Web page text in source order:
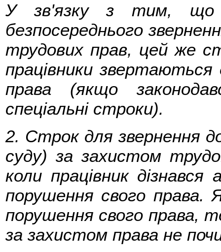
У зв'язку з тим, що
безпосереднього
трудових прав, цей же
працівники
права (якщо
спеціальні строки).
2. Строк для звернення
суду) за захистом
коли працівник
порушення свого права.
порушення свого права,
за захистом права не